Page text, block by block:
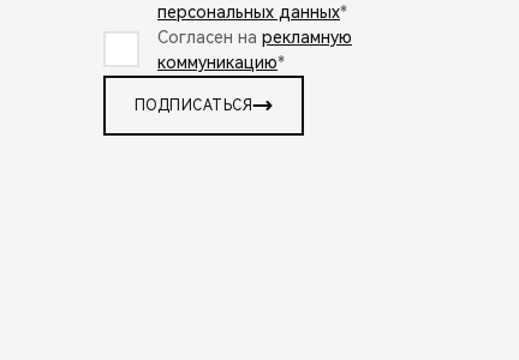
персональных данных*
Согласен на рекламную
коммуникацию*
ПОДПИСАТЬСЯ